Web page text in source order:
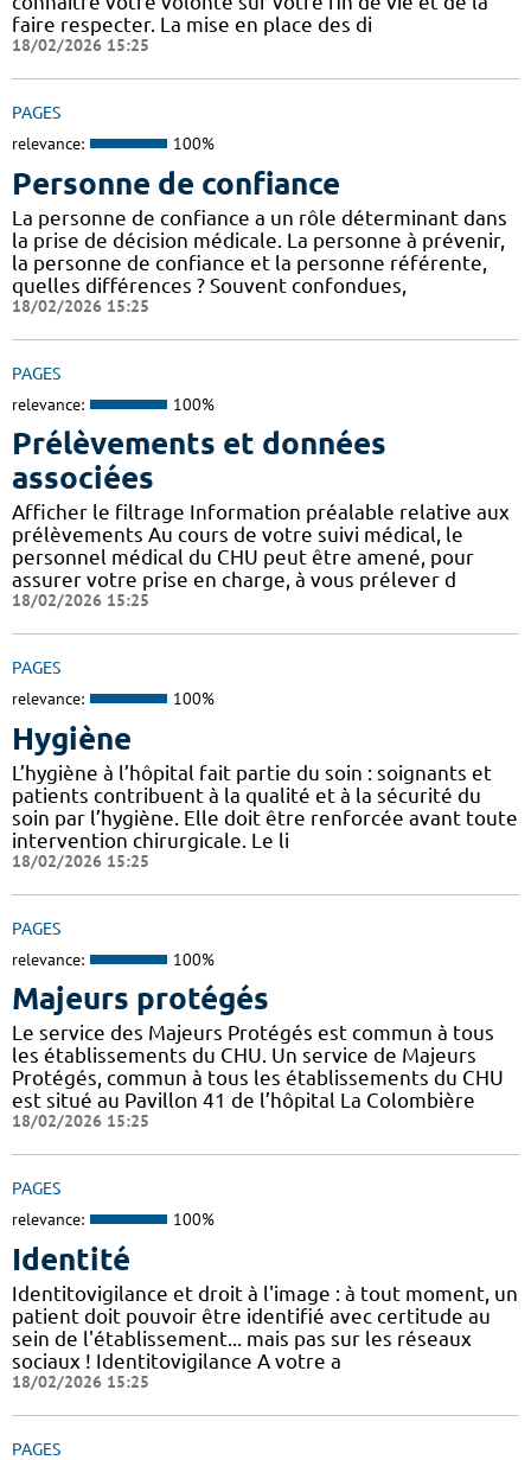
faire respecter. La mise en place des di
18/02/2026 15:25
PAGES
relevance: 100%
Personne de confiance
La personne de confiance a un rôle déterminant dans
la prise de décision médicale. La personne à prévenir,
la personne de confiance et la personne référente,
quelles différences ? Souvent confondues,
18/02/2026 15:25
PAGES
relevance: 100%
Prélèvements et données
associées
Afficher le filtrage Information préalable relative aux
prélèvements Au cours de votre suivi médical, le
personnel médical du CHU peut être amené, pour
assurer votre prise en charge, à vous prélever d
18/02/2026 15:25
PAGES
relevance: 100%
Hygiène
L’hygiène à l’hôpital fait partie du soin : soignants et
patients contribuent à la qualité et à la sécurité du
soin par l’hygiène. Elle doit être renforcée avant toute
intervention chirurgicale. Le li
18/02/2026 15:25
PAGES
relevance: 100%
Majeurs protégés
Le service des Majeurs Protégés est commun à tous
les établissements du CHU. Un service de Majeurs
Protégés, commun à tous les établissements du CHU
est situé au Pavillon 41 de l’hôpital La Colombière
18/02/2026 15:25
PAGES
relevance: 100%
Identité
Identitovigilance et droit à l'image : à tout moment, un
patient doit pouvoir être identifié avec certitude au
sein de l'établissement... mais pas sur les réseaux
sociaux ! Identitovigilance A votre a
18/02/2026 15:25
PAGES